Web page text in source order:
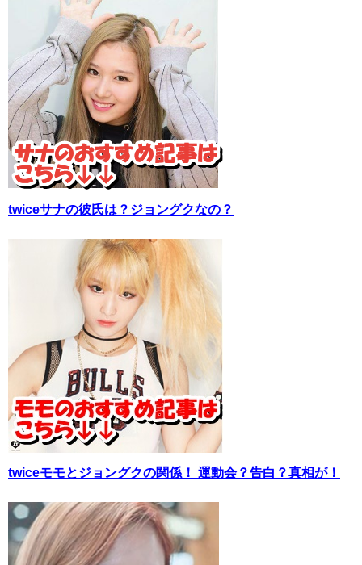
twiceサナの彼氏は？ジョングクなの？
twiceモモとジョングクの関係！ 運動会？告白？真相が！